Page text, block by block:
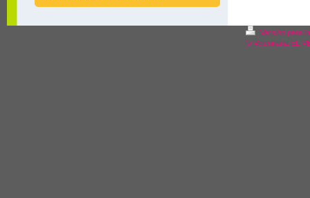
Versión para
© Veterinaria EL